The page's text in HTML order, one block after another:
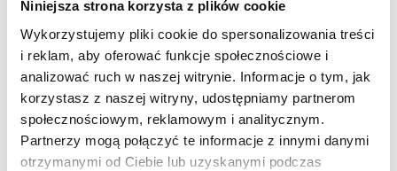
Niniejsza strona korzysta z plików cookie
Wykorzystujemy pliki cookie do spersonalizowania treści
i reklam, aby oferować funkcje społecznościowe i
analizować ruch w naszej witrynie. Informacje o tym, jak
korzystasz z naszej witryny, udostępniamy partnerom
społecznościowym, reklamowym i analitycznym.
Partnerzy mogą połączyć te informacje z innymi danymi
otrzymanymi od Ciebie lub uzyskanymi podczas
wyglądać
charms,
Dlatego
swojego
Czytaj
Newsletter
Zapisując się otrzymaszRABAT -10% W PREZENCIE NA
PIERWSZE ZAKUPY, informacje o nowościach i
bestsellerach, zniżki i rabaty na różne okazje, dostęp do